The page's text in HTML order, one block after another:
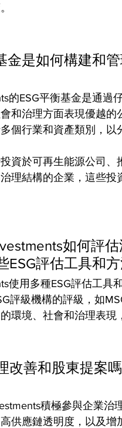
金是如何構建和
的ESG平衡基金是通過
和治理方面表現優越
個行業和資產類別，以
資於可再生能源公司
理結構的企業，這些
如何評
ESG評估工具和方
使用多種ESG評估工具
評級機構的評級，如
環境、社會和治理表現
改善和股東提案
積極參與企業
供應鏈透明度，以及